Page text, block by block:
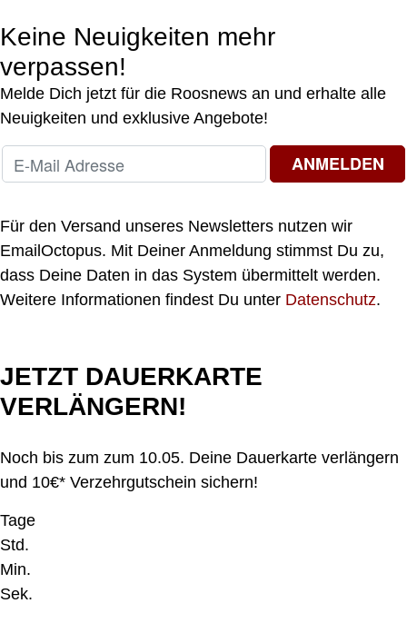
Keine Neuigkeiten mehr
verpassen!
Melde Dich jetzt für die Roosnews an und erhalte alle
Neuigkeiten und exklusive Angebote!
Für den Versand unseres Newsletters nutzen wir
EmailOctopus. Mit Deiner Anmeldung stimmst Du zu,
dass Deine Daten in das System übermittelt werden.
Weitere Informationen findest Du unter Datenschutz.
JETZT DAUERKARTE
VERLÄNGERN!
Noch bis zum zum 10.05. Deine Dauerkarte verlängern
und 10€* Verzehrgutschein sichern!
Tage
Std.
Min.
Sek.